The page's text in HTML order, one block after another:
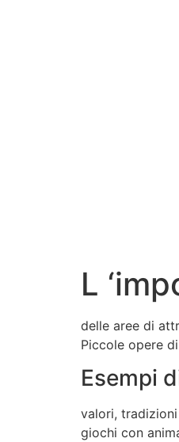
L
delle aree di
Piccole opere
Esempi
valori,
giochi con